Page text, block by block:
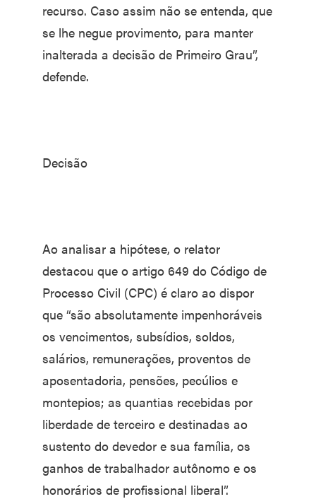
recurso. Caso assim não se entenda, que
se lhe negue provimento, para manter
inalterada a decisão de Primeiro Grau”,
defende.
Decisão
Ao analisar a hipótese, o relator
destacou que o artigo 649 do Código de
Processo Civil (CPC) é claro ao dispor
que “são absolutamente impenhoráveis
os vencimentos, subsídios, soldos,
salários, remunerações, proventos de
aposentadoria, pensões, pecúlios e
montepios; as quantias recebidas por
liberdade de terceiro e destinadas ao
sustento do devedor e sua família, os
ganhos de trabalhador autônomo e os
honorários de profissional liberal”.